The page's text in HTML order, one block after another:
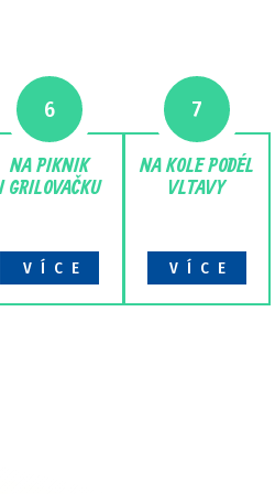
6
NA PIKNIK
I GRILOVAČKU
VÍCE
7
NA KOLE PODÉL
VLTAVY
VÍCE